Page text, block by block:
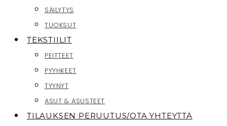
SÄILYTYS
TUOKSUT
TEKSTIILIT
PEITTEET
PYYHKEET
TYYNYT
ASUT & ASUSTEET
TILAUKSEN PERUUTUS/OTA YHTEYTTÄ